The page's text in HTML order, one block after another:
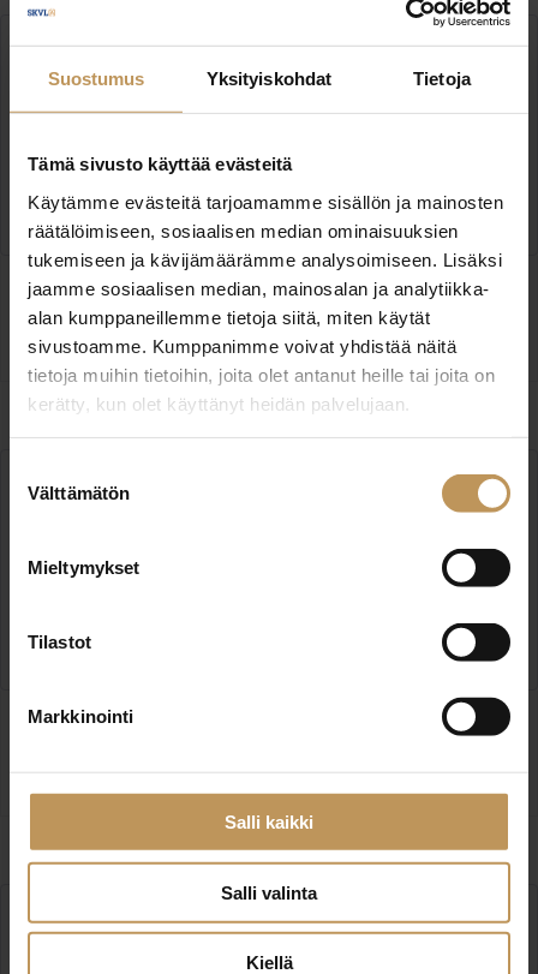
Suostumus Yksityiskohdat Tietoja
Tämä sivusto käyttää evästeitä
Käytämme evästeitä tarjoamamme sisällön ja mainosten
räätälöimiseen, sosiaalisen median ominaisuuksien
tukemiseen ja kävijämäärämme analysoimiseen. Lisäksi
jaamme sosiaalisen median, mainosalan ja analytiikka-
alan kumppaneillemme tietoja siitä, miten käytät
sivustoamme. Kumppanimme voivat yhdistää näitä
tietoja muihin tietoihin, joita olet antanut heille tai joita on
kerätty, kun olet käyttänyt heidän palvelujaan.
valinta
Välttämätön
Mieltymykset
Tilastot
Markkinointi
Salli kaikki
Salli valinta
Kiellä
Ota yhteyttä
Arvi Kariston katu 13 lh 4 13100 Hämeenlinna
www.laatulkv.fi